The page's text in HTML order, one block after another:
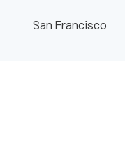
San Francisco